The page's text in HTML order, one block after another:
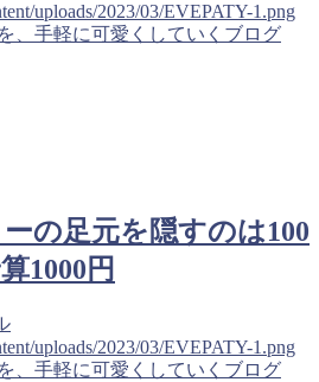
uploads/2023/03/EVEPATY-1.png
、手軽に可愛くしていくブログ
の足元を隠すのは100
1000円
uploads/2023/03/EVEPATY-1.png
、手軽に可愛くしていくブログ